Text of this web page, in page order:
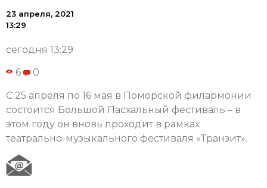
23 апреля, 2021
13:29
сегодня 13:29
6 0
С 25 апреля по 16 мая в Поморской филармонии
состоится Большой Пасхальный фестиваль – в
этом году он вновь проходит в рамках
театрально-музыкального фестиваля «Транзит».